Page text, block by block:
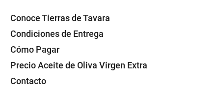
Conoce Tierras de Tavara
Condiciones de Entrega
Cómo Pagar
Precio Aceite de Oliva Virgen Extra
Contacto